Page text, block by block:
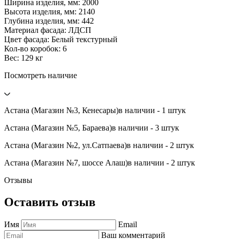
Ширина изделия, мм: 2000
Высота изделия, мм: 2140
Глубина изделия, мм: 442
Материал фасада: ЛДСП
Цвет фасада: Белый текстурный
Кол-во коробок: 6
Вес: 129 кг
Посмотреть наличие
Астана (Магазин №3, Кенесары)в наличии - 1 штук
Астана (Магазин №5, Бараева)в наличии - 3 штук
Астана (Магазин №2, ул.Сатпаева)в наличии - 2 штук
Астана (Магазин №7, шоссе Алаш)в наличии - 2 штук
Отзывы
Оставить отзыв
Имя
Email
Ваш комментарий